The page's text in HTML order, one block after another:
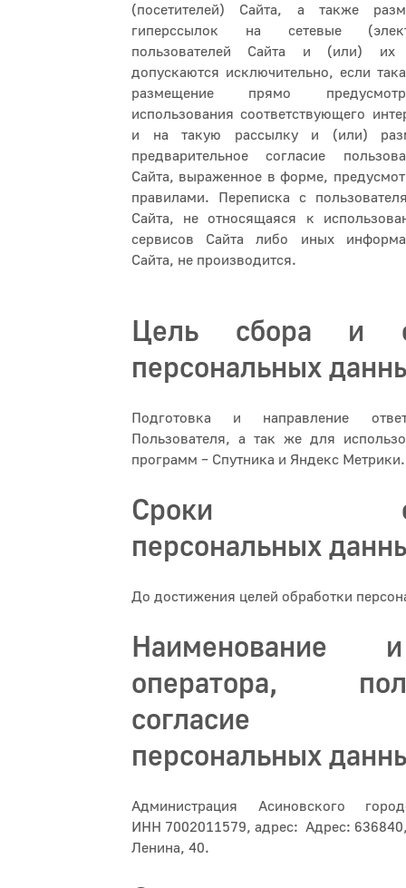
(посетителей) Сайта, а также
гиперссылок на сетевые
пользователей Сайта и (или) их
допускаются исключительно, если
размещение прямо
использования соответствующего
и на такую рассылку и (или)
предварительное согласие
Сайта, выраженное в форме,
правилами. Переписка с
Сайта, не относящаяся к
сервисов Сайта либо иных
Сайта, не производится.
Цель сбора и
персональных
Подготовка и направление
Пользователя, а так же для
программ – Спутника и Яндекс Метрики.
Сроки
персональных
До достижения целей обработки
Наименование
оператора,
согласие
персональных
Администрация Асиновского
ИНН 7002011579, адрес: Адрес:
Ленина, 40.